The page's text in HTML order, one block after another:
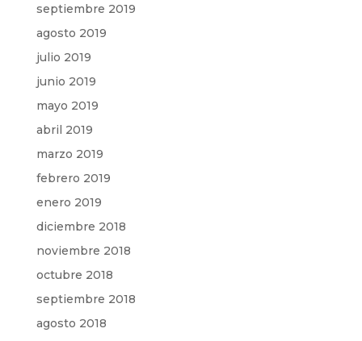
septiembre 2019
agosto 2019
julio 2019
junio 2019
mayo 2019
abril 2019
marzo 2019
febrero 2019
enero 2019
diciembre 2018
noviembre 2018
octubre 2018
septiembre 2018
agosto 2018